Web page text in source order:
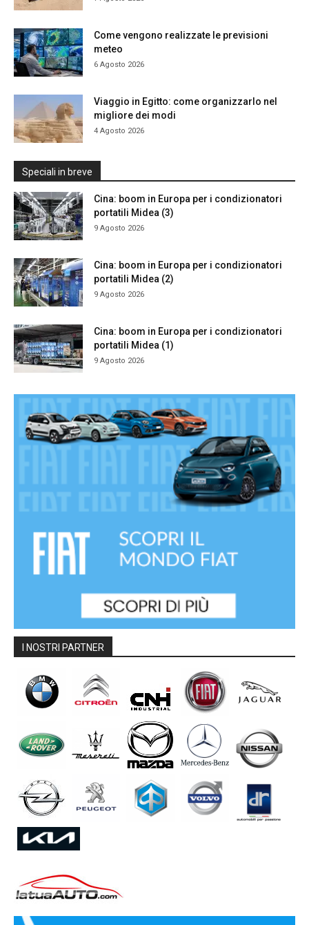
Come vengono realizzate le previsioni
meteo
6 Agosto 2026
Viaggio in Egitto: come organizzarlo nel
migliore dei modi
4 Agosto 2026
Speciali in breve
Cina: boom in Europa per i condizionatori
portatili Midea (3)
9 Agosto 2026
Cina: boom in Europa per i condizionatori
portatili Midea (2)
9 Agosto 2026
Cina: boom in Europa per i condizionatori
portatili Midea (1)
9 Agosto 2026
I NOSTRI PARTNER